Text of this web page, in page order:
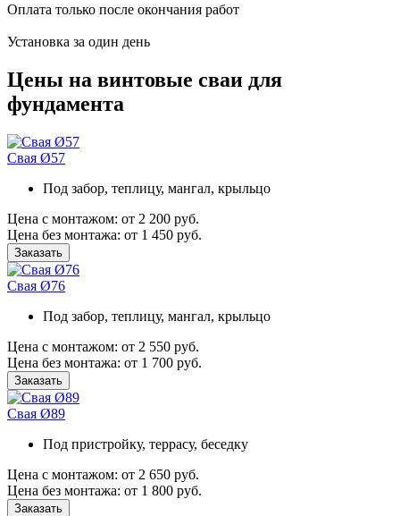
Оплата только после окончания работ
Установка за один день
Цены на винтовые сваи для
фундамента
Свая Ø57
Под забор, теплицу, мангал, крыльцо
Цена с монтажом: от 2 200 руб.
Цена без монтажа: от 1 450 руб.
Заказать
Свая Ø76
Под забор, теплицу, мангал, крыльцо
Цена с монтажом: от 2 550 руб.
Цена без монтажа: от 1 700 руб.
Заказать
Свая Ø89
Под пристройку, террасу, беседку
Цена с монтажом: от 2 650 руб.
Цена без монтажа: от 1 800 руб.
Заказать